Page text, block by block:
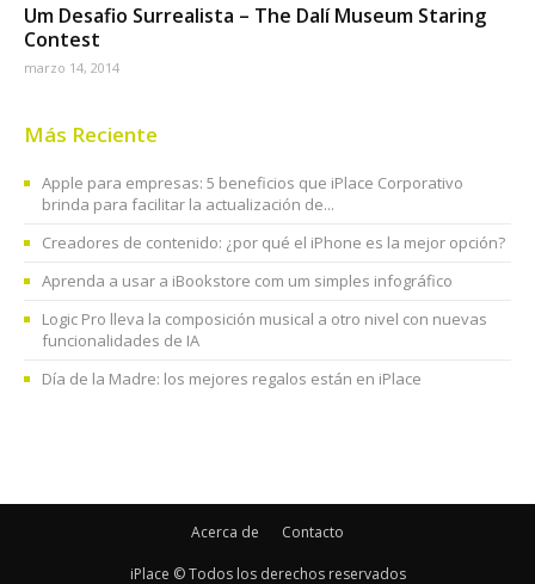
Um Desafio Surrealista – The Dalí Museum Staring
Contest
marzo 14, 2014
Más Reciente
Apple para empresas: 5 beneficios que iPlace Corporativo
brinda para facilitar la actualización de...
Creadores de contenido: ¿por qué el iPhone es la mejor opción?
Aprenda a usar a iBookstore com um simples infográfico
Logic Pro lleva la composición musical a otro nivel con nuevas
funcionalidades de IA
Día de la Madre: los mejores regalos están en iPlace
Acerca de Contacto
iPlace © Todos los derechos reservados